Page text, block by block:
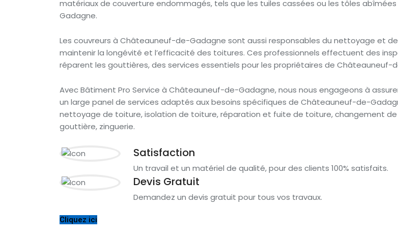
matériaux de couverture endommagés, tels que les tuiles cassées ou les tôles
Gadagne.
Les couvreurs à Châteauneuf-de-Gadagne sont aussi responsables du nettoyage et
maintenir la longévité et l’efficacité des toitures. Ces professionnels effectuent des
réparent les gouttières, des services essentiels pour les propriétaires de Châteauneuf-
Avec Bâtiment Pro Service à Châteauneuf-de-Gadagne, nous nous engageons à
un large panel de services adaptés aux besoins spécifiques de Châteauneuf-de-
nettoyage de toiture, isolation de toiture, réparation et fuite de toiture, changement
gouttière, zinguerie.
Satisfaction
Un travail et un matériel de qualité, pour des clients 100% satisfaits.
Devis Gratuit
Demandez un devis gratuit pour tous vos travaux.
Cliquez ici